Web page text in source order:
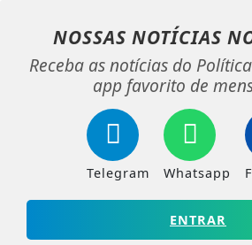
NOSSAS NOTÍCIAS
Receba as notícias do
app favorito de
Telegram Whatsapp
ENTRAR